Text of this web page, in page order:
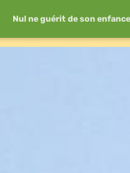
Nul ne guérit de son enfance